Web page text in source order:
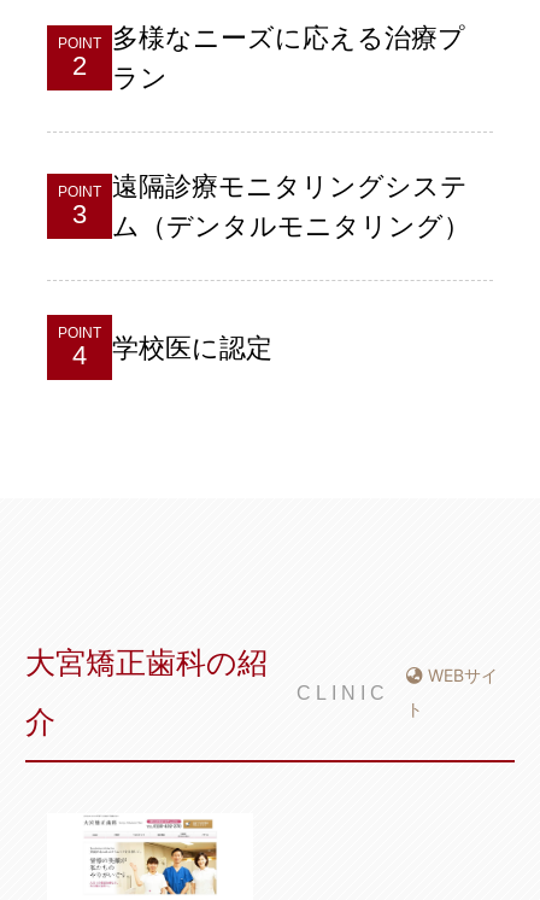
POINT
2
多様なニーズに応える治療プ
ラン
POINT
3
遠隔診療モニタリングシステ
ム（デンタルモニタリング）
POINT
4 学校医に認定
大宮矯正歯科の紹
介
CLINIC
WEBサイ
ト